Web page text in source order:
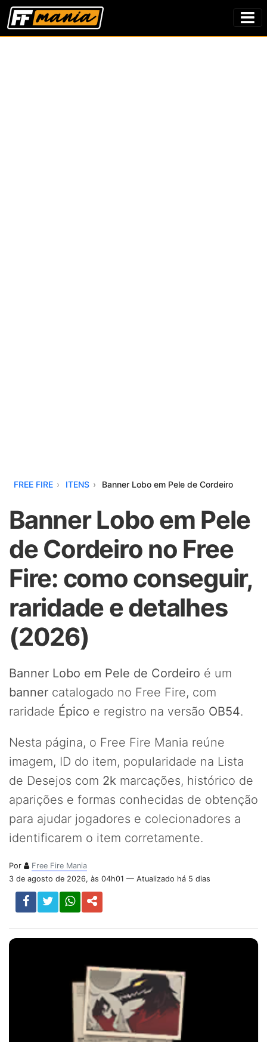
FREE FIRE ITENS Banner Lobo em Pele de Cordeiro
Banner Lobo em Pele
de Cordeiro no Free
Fire: como conseguir,
raridade e detalhes
(2026)
Banner Lobo em Pele de Cordeiro é um
banner catalogado no Free Fire, com
raridade Épico e registro na versão OB54.
Nesta página, o Free Fire Mania reúne
imagem, ID do item, popularidade na Lista
de Desejos com 2k marcações, histórico de
aparições e formas conhecidas de obtenção
para ajudar jogadores e colecionadores a
identificarem o item corretamente.
Por
Free Fire Mania
3 de agosto de 2026, às 04h01 — Atualizado há 5 dias